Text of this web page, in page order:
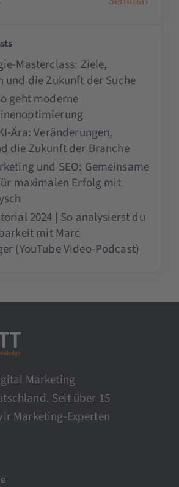
Masterclass: Ziele,
und die Zukunft der Suche
geht moderne
Ära: Veränderungen,
die Zukunft der Branche
und SEO: Gemeinsame
maximalen Erfolg mit
2024 | So analysierst du
mit Marc
(YouTube Video-Podcast)
Marketing
Seit über 15
Marketing-Experten